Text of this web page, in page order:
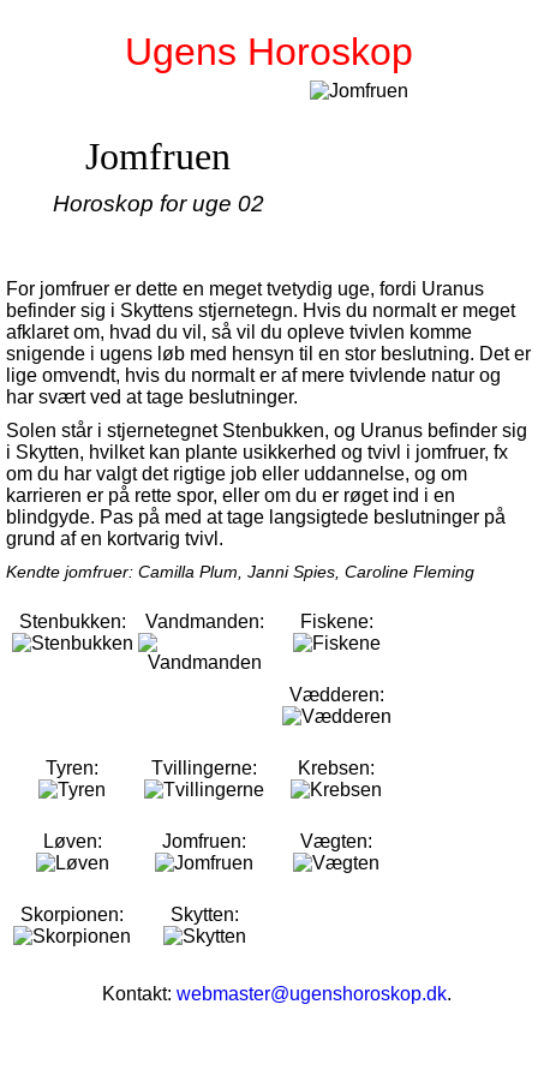
Ugens Horoskop
Jomfruen
Horoskop for uge 02
For jomfruer er dette en meget tvetydig uge, fordi Uranus
befinder sig i Skyttens stjernetegn. Hvis du normalt er meget
afklaret om, hvad du vil, så vil du opleve tvivlen komme
snigende i ugens løb med hensyn til en stor beslutning. Det er
lige omvendt, hvis du normalt er af mere tvivlende natur og
har svært ved at tage beslutninger.
Solen står i stjernetegnet Stenbukken, og Uranus befinder sig
i Skytten, hvilket kan plante usikkerhed og tvivl i jomfruer, fx
om du har valgt det rigtige job eller uddannelse, og om
karrieren er på rette spor, eller om du er røget ind i en
blindgyde. Pas på med at tage langsigtede beslutninger på
grund af en kortvarig tvivl.
Kendte jomfruer: Camilla Plum, Janni Spies, Caroline Fleming
Stenbukken: Vandmanden: Fiskene:
Vædderen:
Tyren: Tvillingerne: Krebsen:
Løven: Jomfruen: Vægten:
Skorpionen: Skytten:
Kontakt: webmaster@ugenshoroskop.dk.